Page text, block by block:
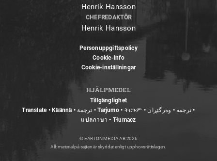
Henrik Hansson
CHEFREDAKTÖR
Henrik Hansson
Personuppgiftspolicy
Cookie-info
Cookie-inställningar
HJÄLPMEDEL
Tillgänglighet
Translate • Käännä • ترجمة • Tarjumo • ትርጉም • ترجمه • وەرگێڕان •
แปลภาษา • Tłumacz
© EARTON MEDIA AB 2026
Allt material på sajten är skyddat enligt upphovsrättslagen.